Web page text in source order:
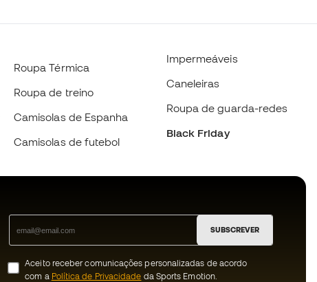
Roupa Térmica
Roupa de treino
Camisolas de Espanha
Camisolas de futebol
Impermeáveis
Caneleiras
Roupa de guarda-redes
Black Friday
SUBSCREVER
Aceito receber comunicações personalizadas de acordo
com a Política de Privacidade da Sports Emotion.